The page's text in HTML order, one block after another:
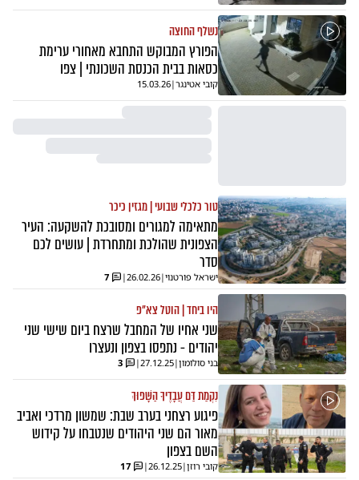
נשלף החוצה
הפורץ המבוקש התחבא מאחורי ערימת
כסאות בבית הכנסת השכונתי | צפו
קובי אטינגר|
15.03.26
טור כלכלי שבועי | מגזין כיכר
מתאימה למגורים ומסובכת להשקעה: העיר
הצפונית שהולכת ומתחרדת | עושים לכם
סדר
ישראל פורטנוי|
26.02.26
|
7
היו ביחד | הוטל צא"פ
שני אחיו של המחבל שרצח ביום שישי שני
יהודים - נתפסו בצפון ונעצרו
בני סולומון|
27.12.25
|
3
נִקְמַת דַּם עֲבָדֶיךָ הַשָּׁפוּךְ
פיגוע רצחני בערב שבת: שמשון מרדכי ואביב
מאור הם שני היהודים שנטבחו על קידוש
השם בצפון
קובי רוזן|
26.12.25
|
17